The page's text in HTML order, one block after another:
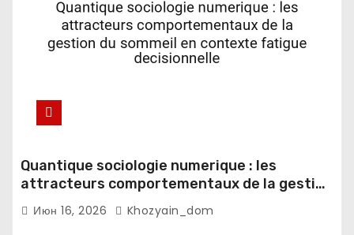
Quantique sociologie numerique : les
attracteurs comportementaux de la gestion
du sommeil en contexte fatigue
decisionnelle
Июн 16, 2026 Khozyain_dom